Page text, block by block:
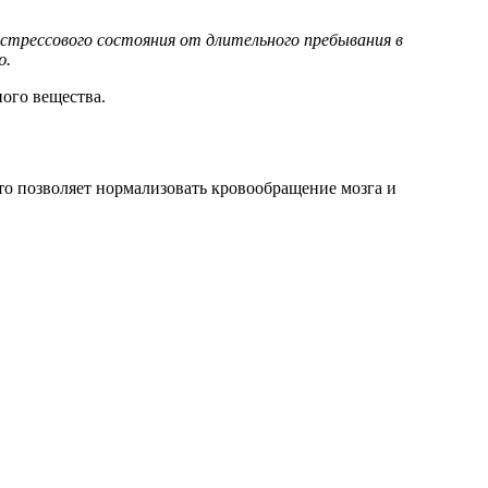
состояния от длительного пребывания в
вещества.
позволяет нормализовать кровообращение мозга и